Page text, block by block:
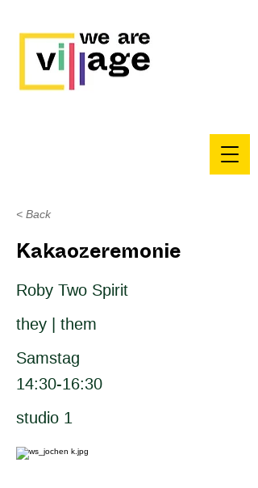
< Back
Kakaozeremonie
Roby Two Spirit
they | them
Samstag
14:30-16:30
studio 1